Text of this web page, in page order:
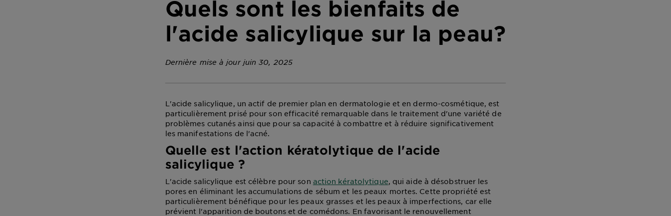
Quels sont les bienfaits de
l'acide salicylique sur la peau?
Dernière mise à jour juin 30, 2025
L'acide salicylique, un actif de premier plan en dermatologie et en dermo-cosmétique, est
particulièrement prisé pour son efficacité remarquable dans le traitement d'une variété de
problèmes cutanés ainsi que pour sa capacité à combattre et à réduire significativement
les manifestations de l'acné.
Quelle est l'action kératolytique de l'acide
salicylique ?
L'acide salicylique est célèbre pour son action kératolytique, qui aide à désobstruer les
pores en éliminant les accumulations de sébum et les peaux mortes. Cette propriété est
particulièrement bénéfique pour les peaux grasses et les peaux à imperfections, car elle
prévient l'apparition de boutons et de comédons. En favorisant le renouvellement